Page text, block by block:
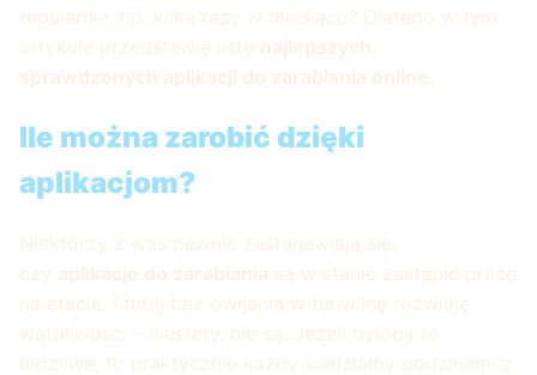
regularnie, np. kilka razy w miesiącu? Dlatego w tym
artykule przedstawię listę najlepszych,
sprawdzonych aplikacji do zarabiania online.
Ile można zarobić dzięki
aplikacjom?
Niektórzy z was pewnie zastanawiają się,
czy aplikacje do zarabiania są w stanie zastąpić pracę
na etacie. I tutaj bez owijania w bawełnę rozwieję
wątpliwości – niestety, nie są. Jeżeli byłoby to
możliwe, to praktycznie każdy siedziałby godzinami z